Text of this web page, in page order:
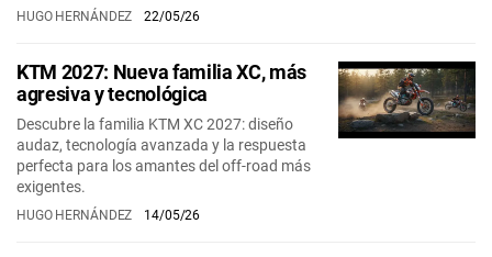
HUGO HERNÁNDEZ 22/05/26
KTM 2027: Nueva familia XC, más
agresiva y tecnológica
Descubre la familia KTM XC 2027: diseño
audaz, tecnología avanzada y la respuesta
perfecta para los amantes del off-road más
exigentes.
HUGO HERNÁNDEZ 14/05/26